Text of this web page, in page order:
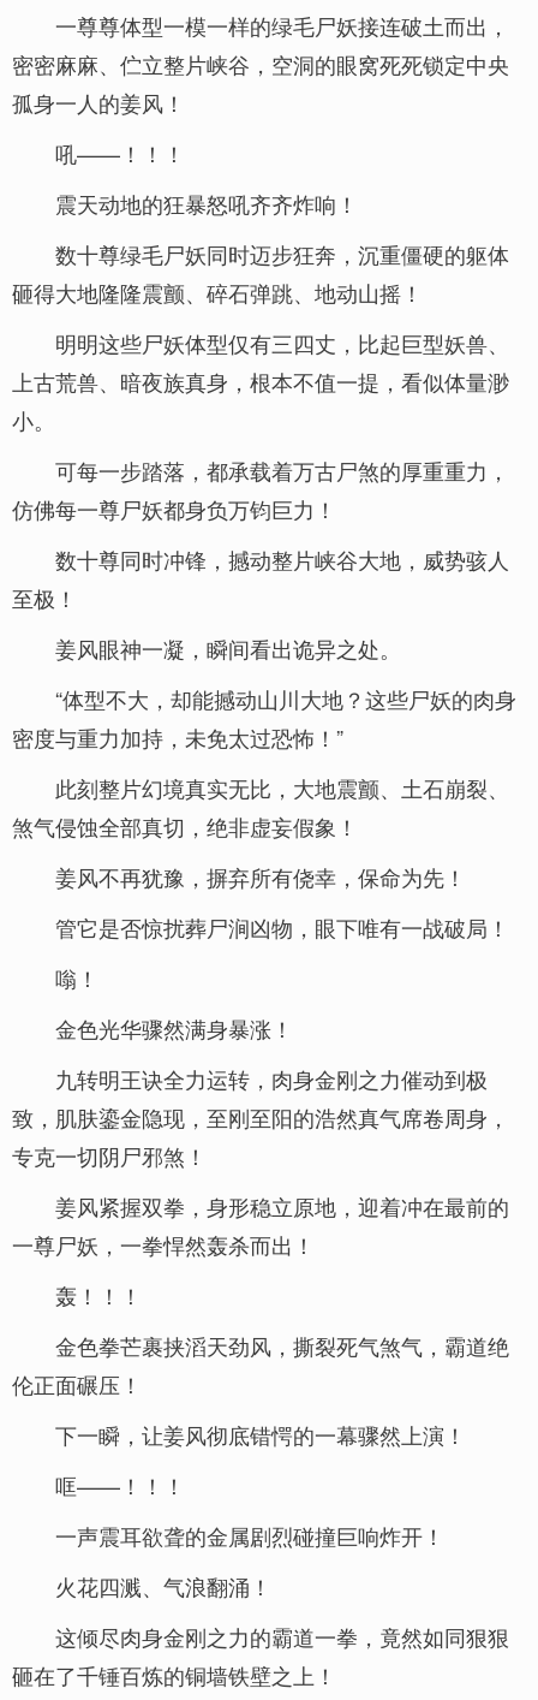
一尊尊体型一模一样的绿毛尸妖接连破土而出，
密密麻麻、伫立整片峡谷，空洞的眼窝死死锁定中央
孤身一人的姜风！
吼——！！！
震天动地的狂暴怒吼齐齐炸响！
数十尊绿毛尸妖同时迈步狂奔，沉重僵硬的躯体
砸得大地隆隆震颤、碎石弹跳、地动山摇！
明明这些尸妖体型仅有三四丈，比起巨型妖兽、
上古荒兽、暗夜族真身，根本不值一提，看似体量渺
小。
可每一步踏落，都承载着万古尸煞的厚重重力，
仿佛每一尊尸妖都身负万钧巨力！
数十尊同时冲锋，撼动整片峡谷大地，威势骇人
至极！
姜风眼神一凝，瞬间看出诡异之处。
“体型不大，却能撼动山川大地？这些尸妖的肉身
密度与重力加持，未免太过恐怖！”
此刻整片幻境真实无比，大地震颤、土石崩裂、
煞气侵蚀全部真切，绝非虚妄假象！
姜风不再犹豫，摒弃所有侥幸，保命为先！
管它是否惊扰葬尸涧凶物，眼下唯有一战破局！
嗡！
金色光华骤然满身暴涨！
九转明王诀全力运转，肉身金刚之力催动到极
致，肌肤鎏金隐现，至刚至阳的浩然真气席卷周身，
专克一切阴尸邪煞！
姜风紧握双拳，身形稳立原地，迎着冲在最前的
一尊尸妖，一拳悍然轰杀而出！
轰！！！
金色拳芒裹挟滔天劲风，撕裂死气煞气，霸道绝
伦正面碾压！
下一瞬，让姜风彻底错愕的一幕骤然上演！
哐——！！！
一声震耳欲聋的金属剧烈碰撞巨响炸开！
火花四溅、气浪翻涌！
这倾尽肉身金刚之力的霸道一拳，竟然如同狠狠
砸在了千锤百炼的铜墙铁壁之上！